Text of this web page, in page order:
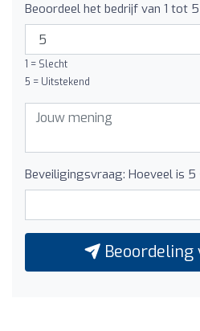
Beoordeel het bedrijf van 1 tot 5
1 = Slecht
5 = Uitstekend
Beveiligingsvraag: Hoeveel is 5
Beoordeling